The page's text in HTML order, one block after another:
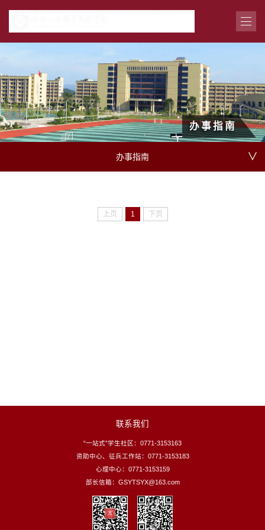
办事指南
办事指南 ∨
上页 1 下页
联系我们
“一站式”学生社区：0771-3153163
资助中心、征兵工作站：0771-3153183
心理中心：0771-3153159
部长信箱：GSYTSYX@163.com